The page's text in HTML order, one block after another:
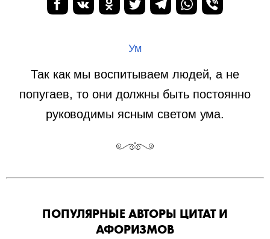
Ум
Так как мы воспитываем людей, а не
попугаев, то они должны быть постоянно
руководимы ясным светом ума.
ПОПУЛЯРНЫЕ АВТОРЫ ЦИТАТ И
АФОРИЗМОВ